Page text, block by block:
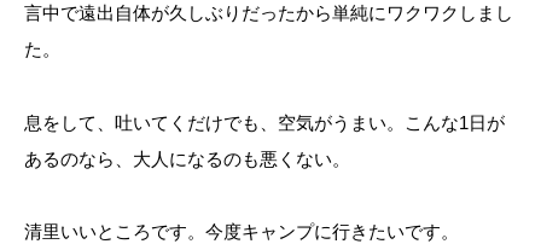
言中で遠出自体が久しぶりだったから単純にワクワクしまし
た。
息をして、吐いてくだけでも、空気がうまい。こんな1日が
あるのなら、大人になるのも悪くない。
清里いいところです。今度キャンプに行きたいです。